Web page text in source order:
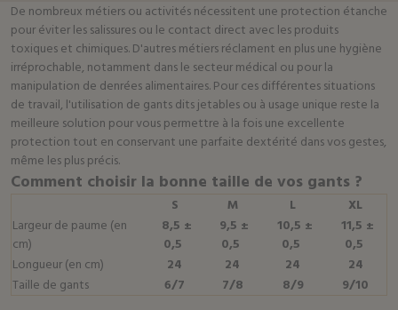
De nombreux métiers ou activités nécessitent une protection étanche
pour éviter les salissures ou le contact direct avec les produits
toxiques et chimiques. D'autres métiers réclament en plus une hygiène
irréprochable, notamment dans le secteur médical ou pour la
manipulation de denrées alimentaires. Pour ces différentes situations
de travail, l'utilisation de gants dits jetables ou à usage unique reste la
meilleure solution pour vous permettre à la fois une excellente
protection tout en conservant une parfaite dextérité dans vos gestes,
même les plus précis.
Comment choisir la bonne taille de vos gants ?
S M L
XL
Largeur de paume (en
cm)
8,5 ±
0,5
9,5 ±
0,5
10,5 ±
0,5
11,5 ±
0,5
Longueur (en cm)
24 24 24
24
Taille de gants
6/7 7/8 8/9 9/10